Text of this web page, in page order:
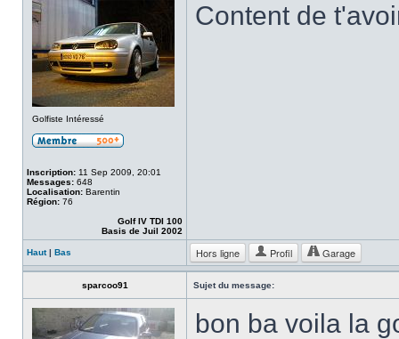
Golfiste Intéressé
Inscription: 11 Sep 2009, 20:01
Messages: 648
Localisation: Barentin
Région: 76
Golf IV TDI 100
Basis de Juil 2002
Content de
Haut| Bas Hors ligne Profil Garage
sparcoo91 Sujet du message:
bon ba voila la